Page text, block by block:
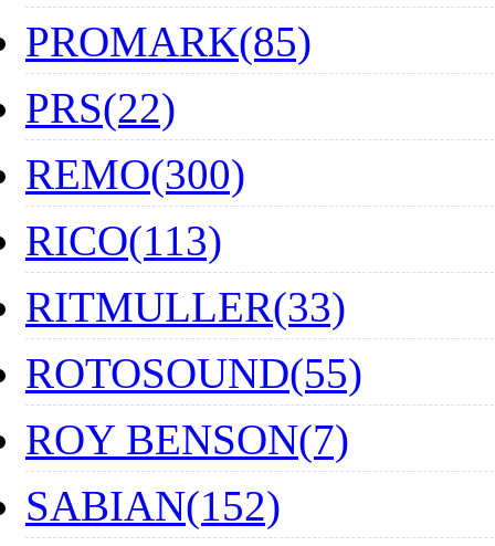
PROMARK(85)
PRS(22)
REMO(300)
RICO(113)
RITMULLER(33)
ROTOSOUND(55)
ROY BENSON(7)
SABIAN(152)